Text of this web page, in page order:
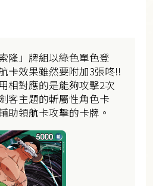
隆」牌組以綠色單色登
卡效果雖然要附加3張咚!!
相對應的是能夠攻擊2次
客主題的斬屬性角色卡
助領航卡攻擊的卡牌。